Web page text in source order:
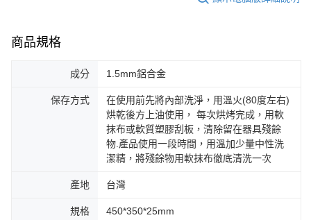
商品規格
成分 1.5mm鋁合金
保存方式
在使用前先將內部洗淨，用溫火(80度左右)
烘乾後方上油使用， 每次烘烤完成，用軟
抹布或軟質塑膠刮板，清除留在器具殘餘
物.產品使用一段時間，用溫加少量中性洗
潔精，將殘餘物用軟抹布徹底清洗一次
產地 台灣
規格 450*350*25mm